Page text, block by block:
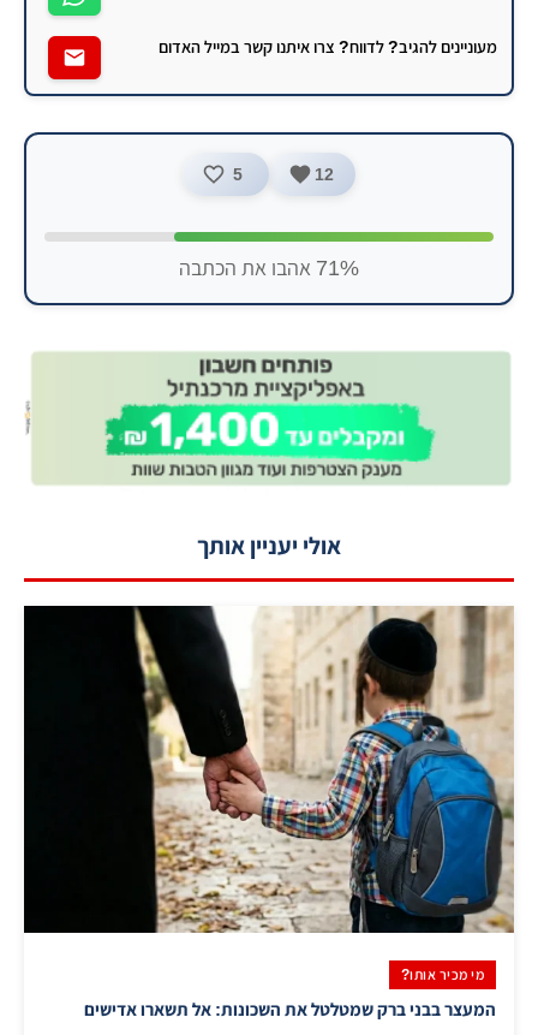
מעוניינים להגיב? לדווח? צרו איתנו קשר במייל האדום
12
5
71% אהבו את הכתבה
אולי יעניין אותך
מי מכיר אותו?
המעצר בבני ברק שמטלטל את השכונות: אל תשארו אדישים